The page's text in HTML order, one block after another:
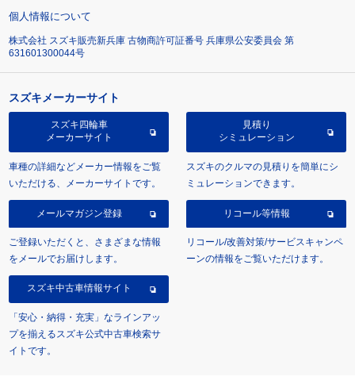
個人情報について
株式会社 スズキ販売新兵庫 古物商許可証番号 兵庫県公安委員会 第
631601300044号
スズキメーカーサイト
スズキ四輪車
メーカーサイト
車種の詳細などメーカー情報をご覧
いただける、メーカーサイトです。
見積り
シミュレーション
スズキのクルマの見積りを簡単にシ
ミュレーションできます。
メールマガジン登録
ご登録いただくと、さまざまな情報
をメールでお届けします。
リコール等情報
リコール/改善対策/サービスキャンペ
ーンの情報をご覧いただけます。
スズキ中古車情報サイト
「安心・納得・充実」なラインアッ
プを揃えるスズキ公式中古車検索サ
イトです。